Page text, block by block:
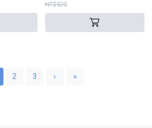
NT$520
2 3 › »